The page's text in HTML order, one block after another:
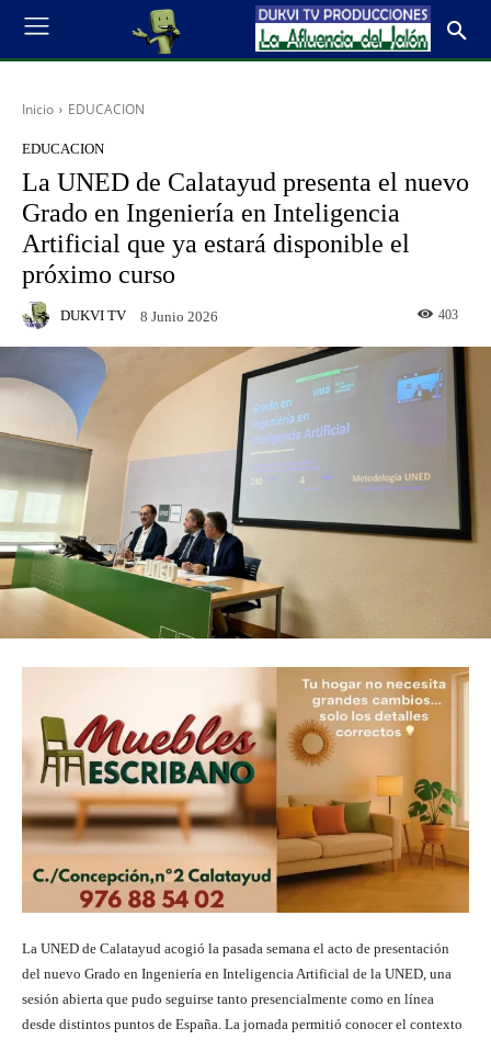
Inicio EDUCACION
EDUCACION
La UNED de Calatayud presenta el nuevo
Grado en Ingeniería en Inteligencia
Artificial que ya estará disponible el
próximo curso
DUKVI TV 8 Junio 2026 403
La UNED de Calatayud acogió la pasada semana el acto de presentación
del nuevo Grado en Ingeniería en Inteligencia Artificial de la UNED, una
sesión abierta que pudo seguirse tanto presencialmente como en línea
desde distintos puntos de España. La jornada permitió conocer el contexto